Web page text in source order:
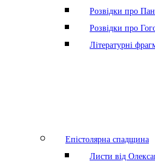
Розвідки про
Розвідки про
Літературні
Епістолярна спадщина
Листи від